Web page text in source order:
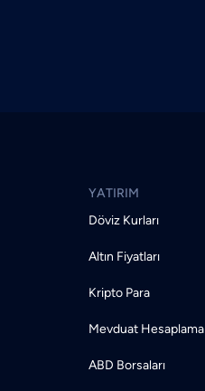
YATIRIM
Döviz Kurları
Altın Fiyatları
Kripto Para
Mevduat Hesaplama
ABD Borsaları